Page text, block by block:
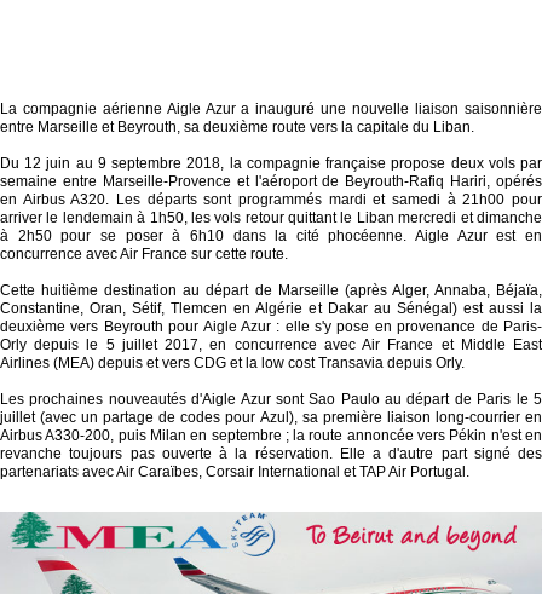
La compagnie aérienne Aigle Azur a inauguré une nouvelle liaison saisonnière
entre Marseille et Beyrouth, sa deuxième route vers la capitale du Liban.
Du 12 juin au 9 septembre 2018, la compagnie française propose deux vols par
semaine entre Marseille-Provence et l'aéroport de Beyrouth-Rafiq Hariri, opérés
en Airbus A320. Les départs sont programmés mardi et samedi à 21h00 pour
arriver le lendemain à 1h50, les vols retour quittant le Liban mercredi et dimanche
à 2h50 pour se poser à 6h10 dans la cité phocéenne. Aigle Azur est en
concurrence avec Air France sur cette route.
Cette huitième destination au départ de Marseille (après Alger, Annaba, Béjaïa,
Constantine, Oran, Sétif, Tlemcen en Algérie et Dakar au Sénégal) est aussi la
deuxième vers Beyrouth pour Aigle Azur : elle s'y pose en provenance de Paris-
Orly depuis le 5 juillet 2017, en concurrence avec Air France et Middle East
Airlines (MEA) depuis et vers CDG et la low cost Transavia depuis Orly.
Les prochaines nouveautés d'Aigle Azur sont Sao Paulo au départ de Paris le 5
juillet (avec un partage de codes pour Azul), sa première liaison long-courrier en
Airbus A330-200, puis Milan en septembre ; la route annoncée vers Pékin n'est en
revanche toujours pas ouverte à la réservation. Elle a d'autre part signé des
partenariats avec Air Caraïbes, Corsair International et TAP Air Portugal.